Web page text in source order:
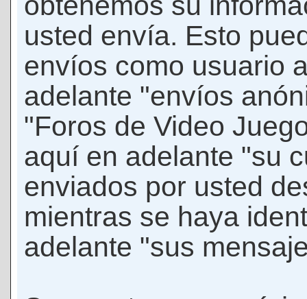
usted envía. Esto
envíos como usuario
adelante "envíos
"Foros de Video
aquí en adelante "su
enviados por usted
mientras se haya
adelante "sus